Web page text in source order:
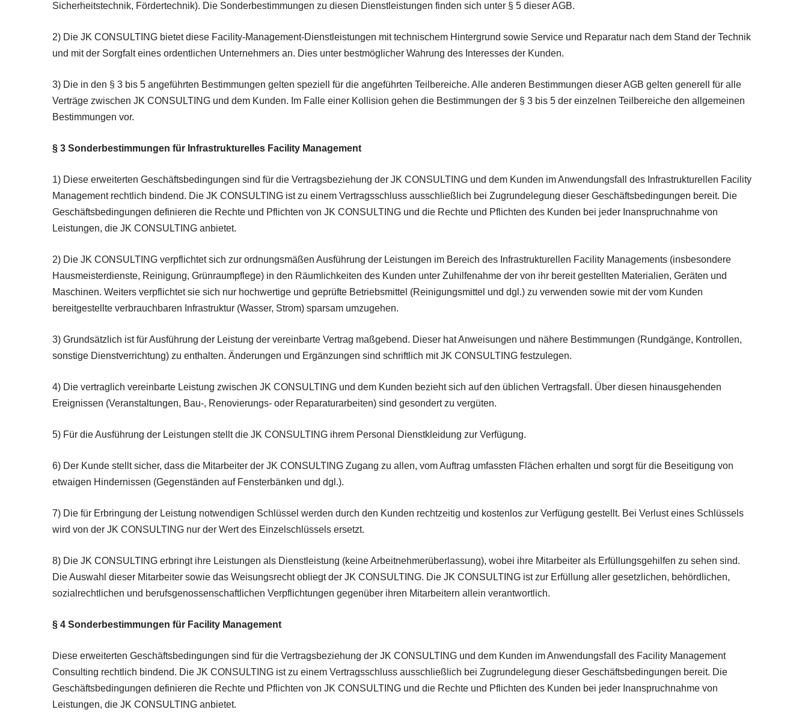
Sicherheitstechnik, Fördertechnik). Die Sonderbestimmungen zu diesen Dienstleistungen finden sich unter § 5 dieser AGB.
2) Die JK CONSULTING bietet diese Facility-Management-Dienstleistungen mit technischem Hintergrund sowie Service und Reparatur nach dem Stand der Technik
und mit der Sorgfalt eines ordentlichen Unternehmers an. Dies unter bestmöglicher Wahrung des Interesses der Kunden.
3) Die in den § 3 bis 5 angeführten Bestimmungen gelten speziell für die angeführten Teilbereiche. Alle anderen Bestimmungen dieser AGB gelten generell für alle
Verträge zwischen JK CONSULTING und dem Kunden. Im Falle einer Kollision gehen die Bestimmungen der § 3 bis 5 der einzelnen Teilbereiche den allgemeinen
Bestimmungen vor.
§ 3 Sonderbestimmungen für Infrastrukturelles Facility Management
1) Diese erweiterten Geschäftsbedingungen sind für die Vertragsbeziehung der JK CONSULTING und dem Kunden im Anwendungsfall des Infrastrukturellen Facility
Management rechtlich bindend. Die JK CONSULTING ist zu einem Vertragsschluss ausschließlich bei Zugrundelegung dieser Geschäftsbedingungen bereit. Die
Geschäftsbedingungen definieren die Rechte und Pflichten von JK CONSULTING und die Rechte und Pflichten des Kunden bei jeder Inanspruchnahme von
Leistungen, die JK CONSULTING anbietet.
2) Die JK CONSULTING verpflichtet sich zur ordnungsmäßen Ausführung der Leistungen im Bereich des Infrastrukturellen Facility Managements (insbesondere
Hausmeisterdienste, Reinigung, Grünraumpflege) in den Räumlichkeiten des Kunden unter Zuhilfenahme der von ihr bereit gestellten Materialien, Geräten und
Maschinen. Weiters verpflichtet sie sich nur hochwertige und geprüfte Betriebsmittel (Reinigungsmittel und dgl.) zu verwenden sowie mit der vom Kunden
bereitgestellte verbrauchbaren Infrastruktur (Wasser, Strom) sparsam umzugehen.
3) Grundsätzlich ist für Ausführung der Leistung der vereinbarte Vertrag maßgebend. Dieser hat Anweisungen und nähere Bestimmungen (Rundgänge, Kontrollen,
sonstige Dienstverrichtung) zu enthalten. Änderungen und Ergänzungen sind schriftlich mit JK CONSULTING festzulegen.
4) Die vertraglich vereinbarte Leistung zwischen JK CONSULTING und dem Kunden bezieht sich auf den üblichen Vertragsfall. Über diesen hinausgehenden
Ereignissen (Veranstaltungen, Bau-, Renovierungs- oder Reparaturarbeiten) sind gesondert zu vergüten.
5) Für die Ausführung der Leistungen stellt die JK CONSULTING ihrem Personal Dienstkleidung zur Verfügung.
6) Der Kunde stellt sicher, dass die Mitarbeiter der JK CONSULTING Zugang zu allen, vom Auftrag umfassten Flächen erhalten und sorgt für die Beseitigung von
etwaigen Hindernissen (Gegenständen auf Fensterbänken und dgl.).
7) Die für Erbringung der Leistung notwendigen Schlüssel werden durch den Kunden rechtzeitig und kostenlos zur Verfügung gestellt. Bei Verlust eines Schlüssels
wird von der JK CONSULTING nur der Wert des Einzelschlüssels ersetzt.
8) Die JK CONSULTING erbringt ihre Leistungen als Dienstleistung (keine Arbeitnehmerüberlassung), wobei ihre Mitarbeiter als Erfüllungsgehilfen zu sehen sind.
Die Auswahl dieser Mitarbeiter sowie das Weisungsrecht obliegt der JK CONSULTING. Die JK CONSULTING ist zur Erfüllung aller gesetzlichen, behördlichen,
sozialrechtlichen und berufsgenossenschaftlichen Verpflichtungen gegenüber ihren Mitarbeitern allein verantwortlich.
§ 4 Sonderbestimmungen für Facility Management
Diese erweiterten Geschäftsbedingungen sind für die Vertragsbeziehung der JK CONSULTING und dem Kunden im Anwendungsfall des Facility Management
Consulting rechtlich bindend. Die JK CONSULTING ist zu einem Vertragsschluss ausschließlich bei Zugrundelegung dieser Geschäftsbedingungen bereit. Die
Geschäftsbedingungen definieren die Rechte und Pflichten von JK CONSULTING und die Rechte und Pflichten des Kunden bei jeder Inanspruchnahme von
Leistungen, die JK CONSULTING anbietet.